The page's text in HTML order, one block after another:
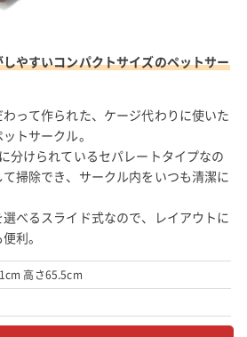
やすいコンパクトサイズのペットサー
って作られた、ケージ代わりに使いた
トサークル。
分けられているセパレートタイプなの
掃除でき、サークル内をいつも清潔に
べるスライド式なので、レイアウトに
利。
高さ65.5cm